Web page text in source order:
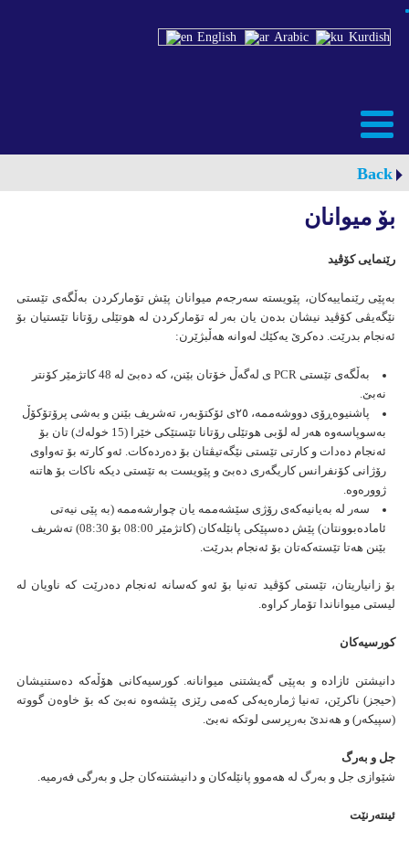
English Arabic Kurdish
Back
بۆ میوانان
رێنمایی كۆڤید
بەپێی رێنماییەكان، پێویستە سەرجەم میوانان پێش تۆماركردن بەڵگەی تێستی
نێگەیڤی كۆڤید نیشان بدەن یان بەر لە تۆماركردن لە هوتێلی رۆتانا تێستیان بۆ
ئەنجام بدرێت. دەكرێ یەكێك لەوانە هەڵبژێرن:
بەڵگەی تێستی PCR ی لەگەڵ خۆتان بێنن، كە دەبێ لە 48 كاتژمێر كۆنتر
نەبێ.
پاشنیوەڕۆی دووشەممە، ٢٥ی ئۆكتۆبەر، تەشریف بێنن و بەشی پرۆتۆكۆڵ
بەسوپاسەوە هەر لە لۆبی هوتێلی رۆتانا تێستێكی خێرا (15 خولەك) تان بۆ
ئەنجام دەدات و كارتی تێستی نێگەتیڤتان بۆ دەردەكات. ئەو كارتە بۆ تەواوی
رۆژانی كۆنفرانس كاریگەری دەبێ و پێویست بە تێستی دیكە ناكات بۆ هاتنە
ژوورەوە.
سەر لە بەیانیەكەی رۆژی سێشەممە یان چوارشەممە (بە پێی نیەتی
ئامادەبوونتان) پێش دەسپێكی پانێلەكان (كاتژمێر 08:00 بۆ 08:30) تەشریف
بێنن هەتا تێستەكەتان بۆ ئەنجام بدرێت.
بۆ زانیاریتان، تێستی كۆڤید تەنیا بۆ ئەو كەسانە ئەنجام دەدرێت كە ناویان لە
لیستی میواناندا تۆمار كراوە.
كورسیەكان
دانیشتن ئازادە و بەپێی گەیشتنی میوانانە. كورسیەكانی هۆڵەكە دەستنیشان
(حیجز) ناكرێن، تەنیا ژمارەیەكی كەمی رێزی پێشەوە نەبێ كە بۆ خاوەن گووتە
(سپیكەر) و هەندێ بەرپرسی لوتكە نەبێ.
جل و به‌رگ
شێوازی جل و به‌رگ له‌ هه‌موو پانێله‌كان و دانیشتنه‌كان جل و به‌رگی فه‌رمیه‌.
ئینته‌رنێت